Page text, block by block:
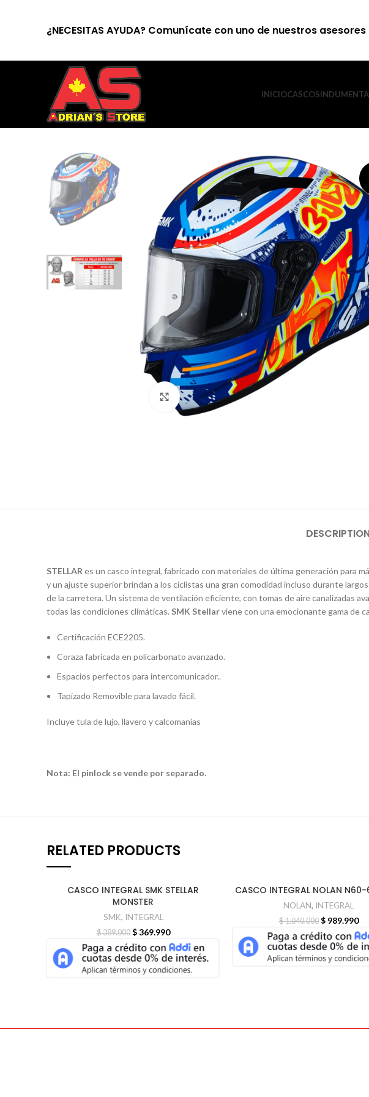
¿NECESITAS AYUDA? Comunícate con uno de nuestros asesores
INICIOCASCOS
Click to enlarge
STELLAR es un casco integral, fabricado con materiales de última generación para
y un ajuste superior brindan a los ciclistas una gran comodidad incluso durante
de la carretera. Un sistema de ventilación eficiente, con tomas de aire canalizadas
todas las condiciones climáticas. SMK Stellarviene con una emocionante gama de
Certificación ECE2205.
Coraza fabricada en policarbonato avanzado.
Espacios perfectos para intercomunicador..
Tapizado Removible para lavado fácil.
Incluye tula de lujo, llavero y calcomanías
Nota: El pinlock se vende por separado.
RELATED PRODUCTS
CASCO INTEGRAL SMK STELLAR
MONSTER
SMK, INTEGRAL
$389.000 $369.990
CASCO INTEGRAL NOLAN N60-
NOLAN, INTEGRAL
$1.040.000 $989.990